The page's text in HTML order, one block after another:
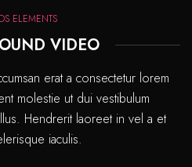
ELEMENTS
VIDEO
erat a consectetur lorem
molestie ut dui vestibulum
Hendrerit laoreet in vel a et
iaculis.